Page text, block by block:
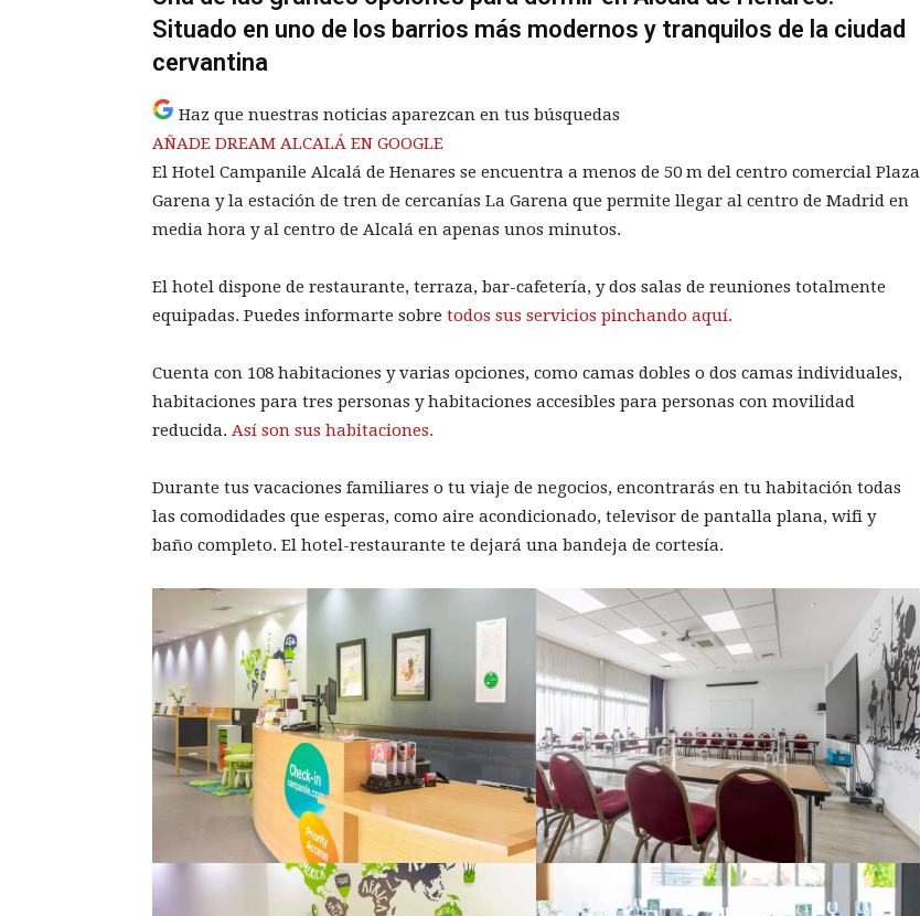
Situado en uno de los barrios más modernos y tranquilos de la ciudad
cervantina
Haz que nuestras noticias aparezcan en tus búsquedas
AÑADE DREAM ALCALÁ EN GOOGLE
El Hotel Campanile Alcalá de Henares se encuentra a menos de 50 m del centro comercial Plaza
Garena y la estación de tren de cercanías La Garena que permite llegar al centro de Madrid en
media hora y al centro de Alcalá en apenas unos minutos.
El hotel dispone de restaurante, terraza, bar-cafetería, y dos salas de reuniones totalmente
equipadas. Puedes informarte sobre todos sus servicios pinchando aquí.
Cuenta con 108 habitaciones y varias opciones, como camas dobles o dos camas individuales,
habitaciones para tres personas y habitaciones accesibles para personas con movilidad
reducida. Así son sus habitaciones.
Durante tus vacaciones familiares o tu viaje de negocios, encontrarás en tu habitación todas
las comodidades que esperas, como aire acondicionado, televisor de pantalla plana, wifi y
baño completo. El hotel-restaurante te dejará una bandeja de cortesía.